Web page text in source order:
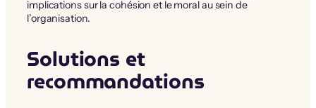
implications sur la cohésion et le moral au sein de
l’organisation.
Solutions et
recommandations